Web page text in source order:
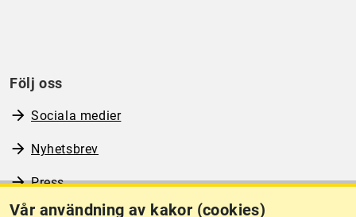
Vår användning av kakor (cookies)
Följ oss
Sociala medier
Nyhetsbrev
Press